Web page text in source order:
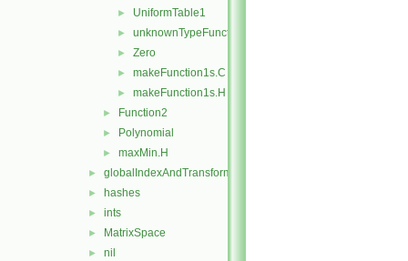
► UniformTable1
► unknownTypeFunction1
► Zero
► makeFunction1s.C
► makeFunction1s.H
► Function2
► Polynomial
► maxMin.H
► globalIndexAndTransform
► hashes
► ints
► MatrixSpace
► nil